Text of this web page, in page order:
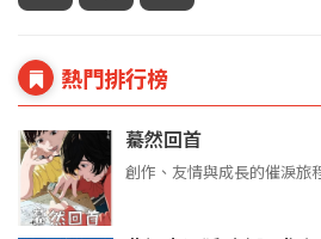
熱門排行榜
驀然回首
創作、友情與成長的催淚旅